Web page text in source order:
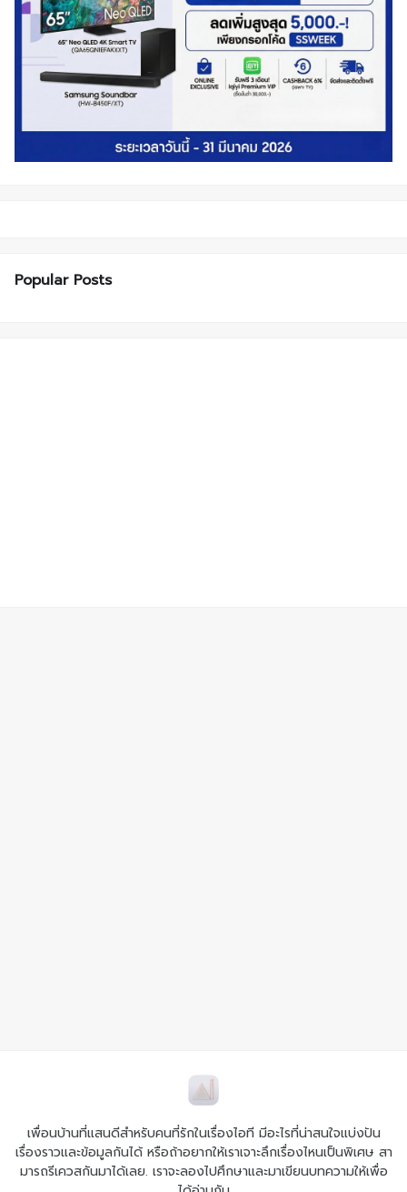
Popular Posts
เพื่อนบ้านที่แสนดีสำหรับคนที่รักในเรื่องไอที มีอะไรที่น่าสนใจแบ่งปัน
เรื่องราวและข้อมูลกันได้ หรือถ้าอยากให้เราเจาะลึกเรื่องไหนเป็นพิเศษ สา
มารถรีเควสกันมาได้เลย. เราจะลองไปศึกษาและมาเขียนบทความให้เพื่อ